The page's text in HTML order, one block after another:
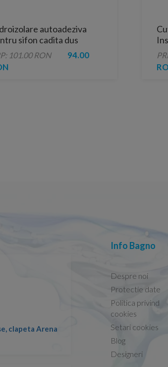
autoadeziva
sifon cadita dus
30x30 cm
101.00 RON
94.00
clapeta Arena
Conform descrierii!
13.02.2026
Info Bagno
Despre noi
Protectie date
Politica privind
cookies
Setari cookies
Blog
Designeri